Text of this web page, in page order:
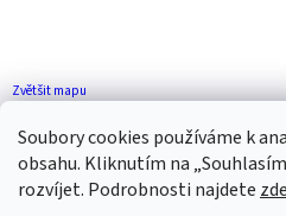
Soubory cookies používáme k
obsahu. Kliknutím na
rozvíjet. Podrobnosti najdete zde
Zvětšit mapu